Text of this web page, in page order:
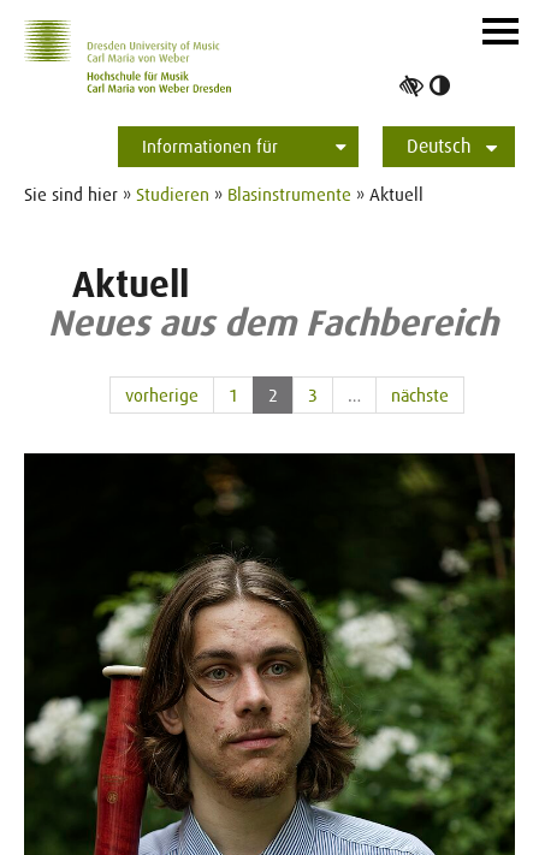
Informationen für
Studierende
Bewerber*innen
International
Presse
Alumni
Deutsch
English
ein-/
Sie sind hier » Studieren » Blasinstrumente » Aktuell
Aktuell
Neues aus dem Fachbereich
vorherige 1 2 3 … nächste